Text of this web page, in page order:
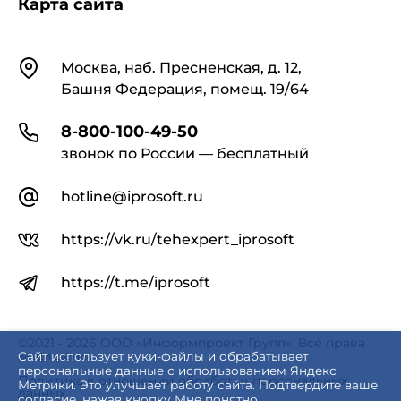
Часть 6. Установка, ввод в эксплуатацию,
Сайт использует куки-файлы и обрабатывает
персональные данные с использованием Яндекс
Метрики. Это улучшает работу сайта. Подтвердите ваше
КонтактыМосква, наб. Пресненская, д. 12,
Башня Федерация, помещ. 19/64
8-800-100-49-50
звонок по России — бесплатный
hotline@iprosoft.ru
https://vk.ru/tehexpert_iprosoft
https://t.me/iprosoft
Карта сайта
©2021 - 2026 ООО «Информпроект Групп». Все права
защищены.
Политика в отношении обработки персональных
данных